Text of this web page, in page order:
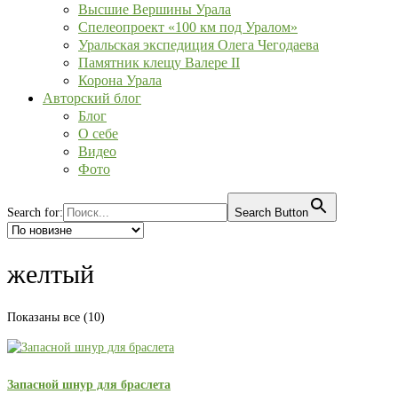
Высшие Вершины Урала
Спелеопроект «100 км под Уралом»
Уральская экспедиция Олега Чегодаева
Памятник клещу Валере II
Корона Урала
Авторский блог
Блог
О себе
Видео
Фото
Search for: Search Button
желтый
Показаны все (10)
недавние
Запасной шнур для браслета